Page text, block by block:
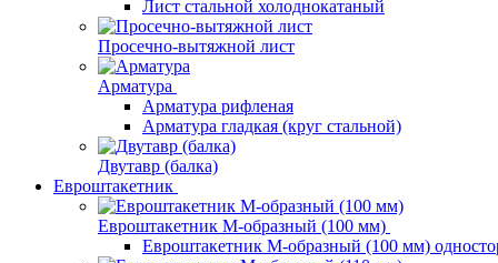
Лист стальной холоднокатаный
Просечно-вытяжной лист
Арматура
Арматура рифленая
Арматура гладкая (круг стальной)
Двутавр (балка)
Евроштакетник
Евроштакетник М-образный (100 мм)
Евроштакетник М-образный (100 мм)